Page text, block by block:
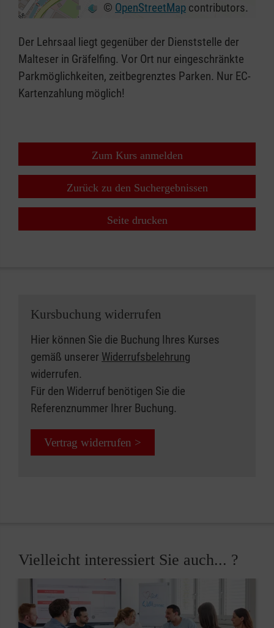
⇧
© OpenStreetMap contributors.
Der Lehrsaal liegt gegenüber der Dienststelle der
Malteser in Gräfelfing. Vor Ort nur eingeschränkte
Parkmöglichkeiten, zeitbegrenztes Parken. Nur EC-
Kartenzahlung möglich!
Zum Kurs anmelden
Zurück zu den Suchergebnissen
Seite drucken
Kursbuchung widerrufen
Hier können Sie die Buchung Ihres Kurses
gemäß unserer Widerrufsbelehrung
widerrufen.
Für den Widerruf benötigen Sie die
Referenznummer Ihrer Buchung.
Vertrag widerrufen >
Vielleicht interessiert Sie auch... ?